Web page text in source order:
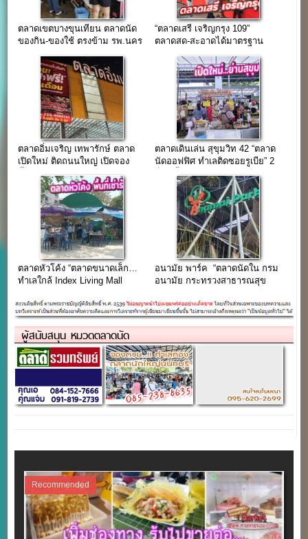
ตลาดเขตบางขุนเทียน ตลาดนัด
ของกิน-ของใช้ ตรงข้าม รพ.นคร
“ตลาดเสรี เจริญกรุง 109”
ตลาดสด-สะอาดได้มาตรฐาน
หลัง รพ.เจริญกรุงประชารักษ์
ตลาดอิ่มเจริญ เทพารักษ์ ตลาด
เปิดใหม่ ติดถนนใหญ่ เปิดจอง
ตลาดเดินเล่น สุขุมวิท 42 “ตลาด
นัดออฟฟิศ ทำเลติดซอยรูเบีย” 2
ตลาดหัวโค้ง “ตลาดขนาดเล็ก…
ทำเลใกล้ Index Living Mall
อนามัย พาร์ค “ตลาดนัดใน กรม
อนามัย กระทรวงสาธารณสุข
ผู้สนับสนุน หมวดตลาดนัด
Recommended